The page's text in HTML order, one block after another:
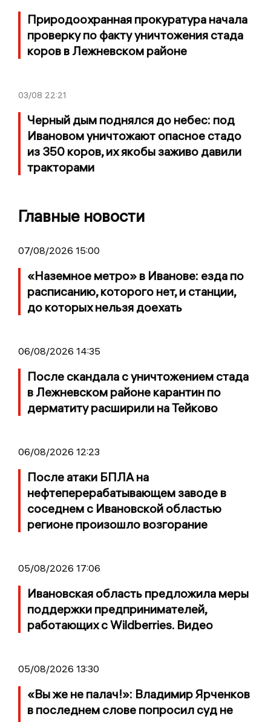
Природоохранная прокуратура начала
проверку по факту уничтожения стада
коров в Лежневском районе
03/08 22:21
Черный дым поднялся до небес: под
Ивановом уничтожают опасное стадо
из 350 коров, их якобы заживо давили
тракторами
Главные новости
07/08/2026 15:00
«Наземное метро» в Иванове: езда по
расписанию, которого нет, и станции,
до которых нельзя доехать
06/08/2026 14:35
После скандала с уничтожением стада
в Лежневском районе карантин по
дерматиту расширили на Тейково
06/08/2026 12:23
После атаки БПЛА на
нефтеперерабатывающем заводе в
соседнем с Ивановской областью
регионе произошло возгорание
05/08/2026 17:06
Ивановская область предложила меры
поддержки предпринимателей,
работающих с Wildberries. Видео
05/08/2026 13:30
«Вы же не палач!»: Владимир Ярченков
в последнем слове попросил суд не